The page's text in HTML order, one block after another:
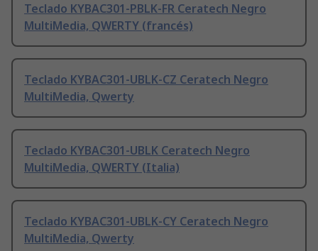
Teclado KYBAC301-PBLK-FR Ceratech Negro
MultiMedia, QWERTY (francés)
Teclado KYBAC301-UBLK-CZ Ceratech Negro
MultiMedia, Qwerty
Teclado KYBAC301-UBLK Ceratech Negro
MultiMedia, QWERTY (Italia)
Teclado KYBAC301-UBLK-CY Ceratech Negro
MultiMedia, Qwerty